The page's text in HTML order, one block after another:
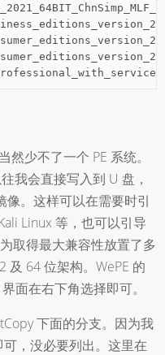
少不了一个 PE 系统。
我会直接写入到 U 盘，
像。这样可以在需要时引
Linux 等，也可以引导
取得最大兼容性放置了多
及 64 位架构。WePE 的
面在右下角选择即可。
下面的分支。因为我
，没必要列出。这里在